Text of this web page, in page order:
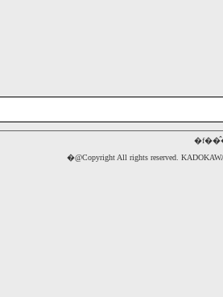
�@Copyright All rights reserved.